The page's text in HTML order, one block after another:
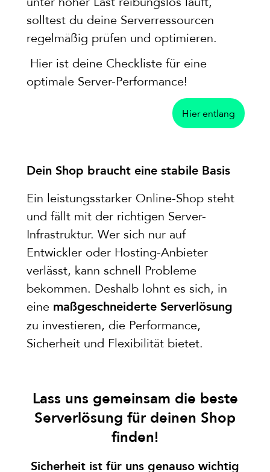
solltest du deine Serverressourcen
regelmäßig prüfen und optimieren.
Hier ist deine Checkliste für eine
optimale Server-Performance!
Hier entlang
Dein Shop braucht eine stabile Basis
Ein leistungsstarker Online-Shop steht
und fällt mit der richtigen Server-
Infrastruktur. Wer sich nur auf
Entwickler oder Hosting-Anbieter
verlässt, kann schnell Probleme
bekommen. Deshalb lohnt es sich, in
eine maßgeschneiderte Serverlösung
zu investieren, die Performance,
Sicherheit und Flexibilität bietet.
Lass uns gemeinsam die beste
Serverlösung für deinen Shop
finden!
Sicherheit ist für uns genauso wichtig